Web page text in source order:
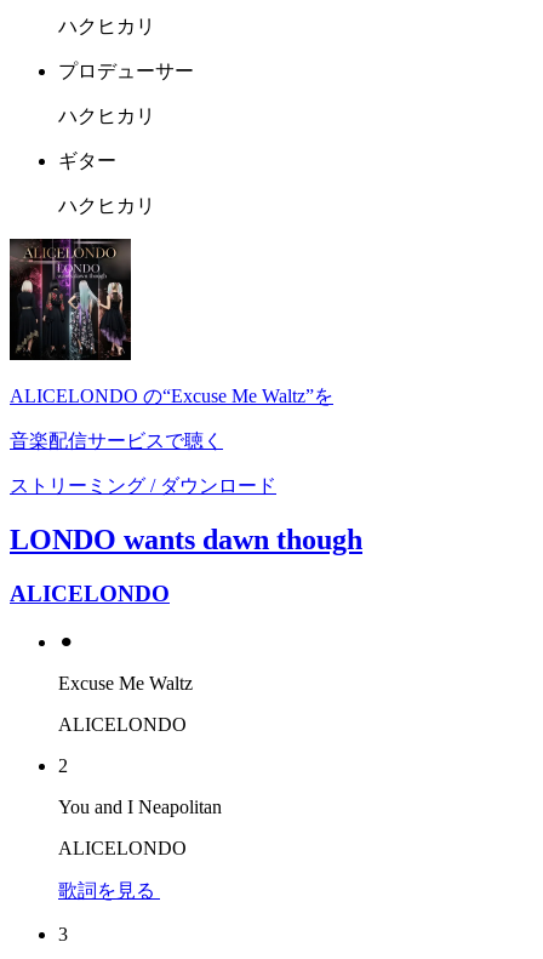
ハクヒカリ
プロデューサー
ハクヒカリ
ギター
ハクヒカリ
ALICELONDO の“Excuse Me Waltz”を
音楽配信サービスで聴く
ストリーミング / ダウンロード
LONDO wants dawn though
ALICELONDO
⚫︎
Excuse Me Waltz
ALICELONDO
2
You and I Neapolitan
ALICELONDO
歌詞を見る
3